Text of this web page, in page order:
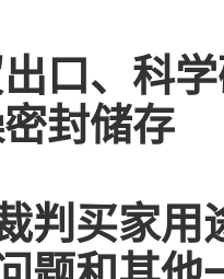
口、科
封储存
判买家用